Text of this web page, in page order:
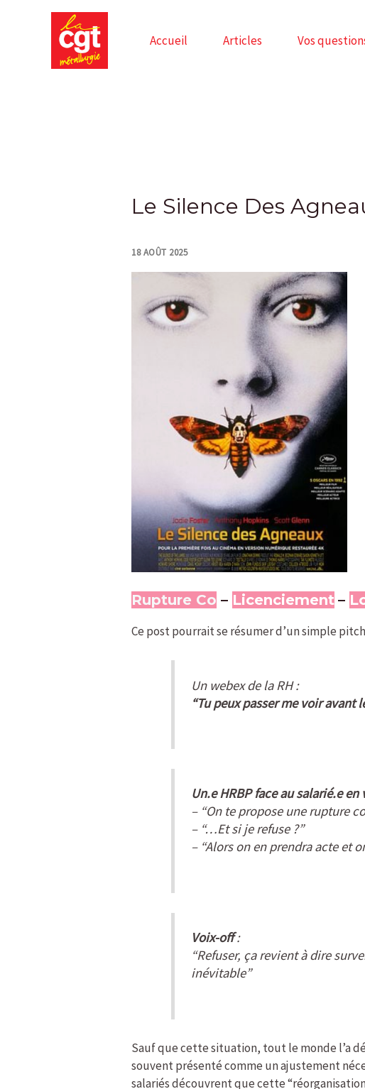
Accueil Articles Vos
Le Silence Des
18 AOÛT 2025
Rupture Co – Licenciement –
Ce post pourrait se résumer d’un simple
Un webex de la RH :
“Tu peux passer me voir avant
Un.e HRBP face au salarié.e
– “On te propose une rupture
– “…Et si je refuse ?”
– “Alors on en prendra acte et
Voix-off:
“Refuser, ça revient à dire
inévitable”
Sauf que cette situation, tout le monde l’a
souvent présenté comme un ajustement
salariés découvrent que cette